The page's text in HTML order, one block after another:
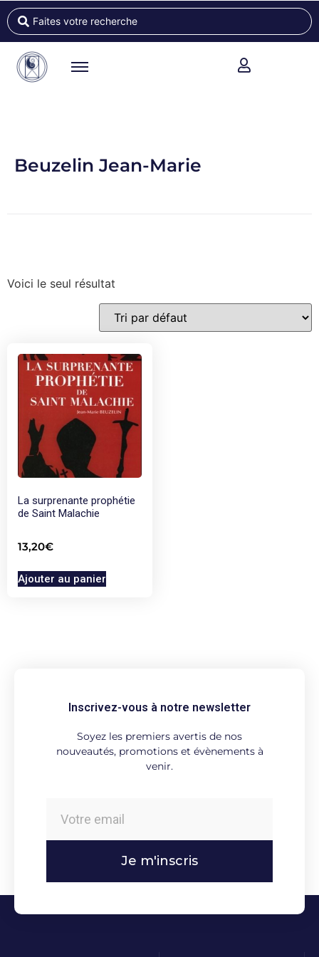
Beuzelin Jean-Marie
Voici le seul résultat
La surprenante prophétie
de Saint Malachie
13,20€
Ajouter au panier
Inscrivez-vous à notre newsletter
Soyez les premiers avertis de nos
nouveautés, promotions et évènements à
venir.
Je m'inscris